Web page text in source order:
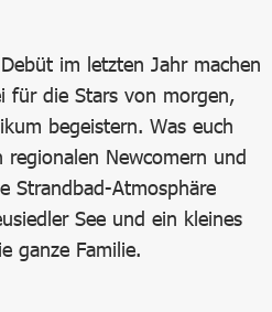
im letzten Jahr machen
für die Stars von morgen,
begeistern. Was euch
Newcomern und
Strandbad-Atmosphäre
See und ein kleines
ganze Familie.